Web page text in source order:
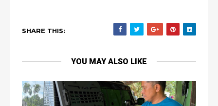
SHARE THIS:
YOU MAY ALSO LIKE